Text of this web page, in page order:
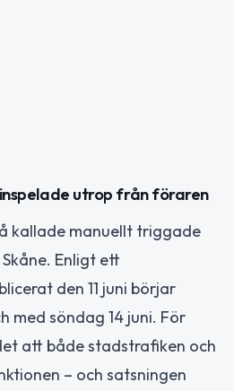
utrop från föraren
kallade manuellt triggade
Enligt ett
den 11 juni börjar
med söndag 14 juni. För
att både stadstrafiken och
– och satsningen